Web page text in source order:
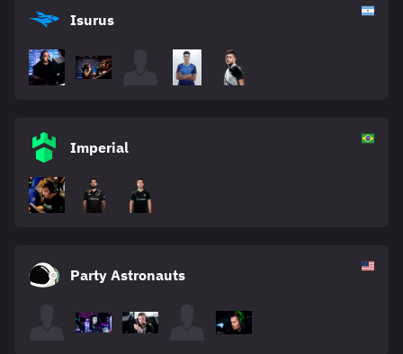
Isurus
Imperial
Party Astronauts